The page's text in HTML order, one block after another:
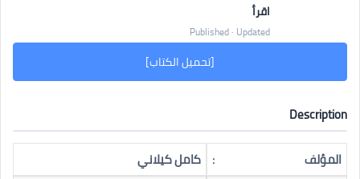
اقرأ
Published · Updated
[تحميل الكتاب]
Description
المؤلف
: كامل كيلاني